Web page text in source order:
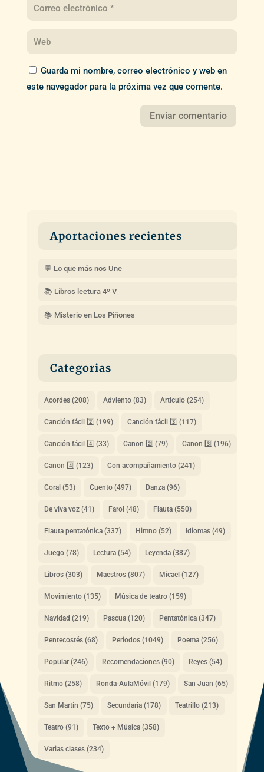
Guarda mi nombre, correo electrónico y web en
este navegador para la próxima vez que comente.
Aportaciones recientes
💬 Lo que más nos Une
📚 Libros lectura 4º V
📚 Misterio en Los Piñones
Categorias
Acordes(208) Adviento(83) Artículo(254)
Canción fácil 2️⃣ (199) Canción fácil 3️⃣ (117)
Canción fácil 4️⃣ (33) Canon 2️⃣ (79) Canon 3️⃣ (196)
Canon 4️⃣ (123) Con acompañamiento(241)
Coral(53) Cuento(497) Danza(96)
De viva voz(41) Farol(48) Flauta(550)
Flauta pentatónica(337) Himno(52) Idiomas(49)
Juego(78) Lectura(54) Leyenda(387)
Libros(303) Maestros(807) Micael(127)
Movimiento(135) Música de teatro(159)
Navidad (219) Pascua(120) Pentatónica(347)
Pentecostés(68) Periodos(1049) Poema(256)
Popular(246) Recomendaciones(90) Reyes(54)
Ritmo(258) Ronda-AulaMóvil(179) San Juan (65)
San Martín (75) Secundaria(178) Teatrillo(213)
Teatro(91) Texto + Música(358)
Varias clases(234)